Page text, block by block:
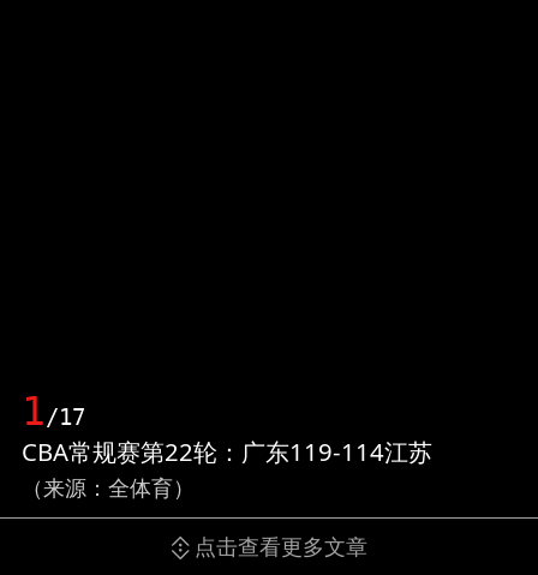
1/17
CBA常规赛第22轮：广东119-114江苏
（来源：全体育）
点击查看更多文章